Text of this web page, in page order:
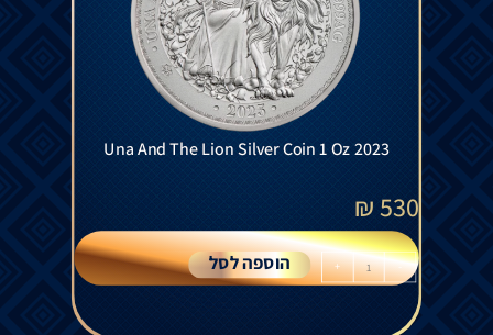
Una And The Lion Silver Coin 1 Oz 2023
530
₪
-
+ הוספה לסל